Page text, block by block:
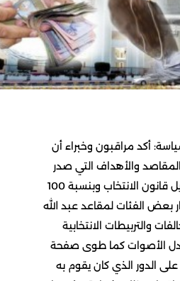
أكد مراقبون وخبراء أن
والأهداف التي صدر
من أجلها مرسوم تعديل قانون الانتخاب وبنسبة 100
الفئات لمقاعد عبد الله
الانتخابية
كما طوى صفحة
الذي كان يقوم به